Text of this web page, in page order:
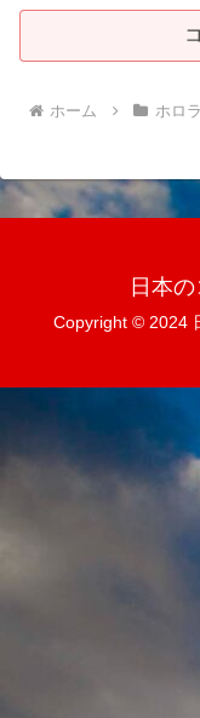
ホーム ホロ
日本
Copyright © 2024